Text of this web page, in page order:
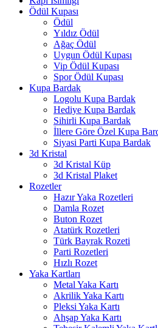
Ödül Kupası
Ödül
Yıldız Ödül
Ağaç Ödül
Uygun Ödül Kupası
Vip Ödül Kupası
Spor Ödül Kupası
Kupa Bardak
Logolu Kupa Bardak
Hediye Kupa Bardak
Sihirli Kupa Bardak
İllere Göre Özel Kupa
Siyasi Parti Kupa Bardak
3d Kristal
3d Kristal Küp
3d Kristal Plaket
Rozetler
Hazır Yaka Rozetleri
Damla Rozet
Buton Rozet
Atatürk Rozetleri
Türk Bayrak Rozeti
Parti Rozetleri
Hızlı Rozet
Yaka Kartları
Metal Yaka Kartı
Akrilik Yaka Kartı
Pleksi Yaka Kartı
Ahşap Yaka Kartı